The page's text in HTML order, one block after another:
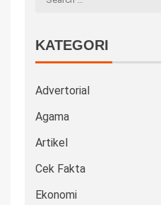
KATEGORI
Advertorial
Agama
Artikel
Cek Fakta
Ekonomi